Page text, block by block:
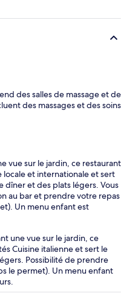
des salles de massage et de
des massages et des soins
vue sur le jardin, ce restaurant
locale et internationale et sert
dîner et des plats légers. Vous
au bar et prendre votre repas
Un menu enfant est
une vue sur le jardin, ce
Cuisine italienne et sert le
Possibilité de prendre
le permet). Un menu enfant